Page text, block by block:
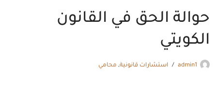
حوالة الحق في القانون
الكويتي
admin1 استشارات قانونية, محامي